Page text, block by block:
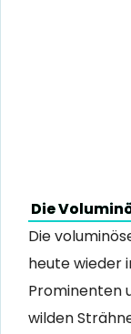
Die
Die
heute wieder
Prominenten
wilden